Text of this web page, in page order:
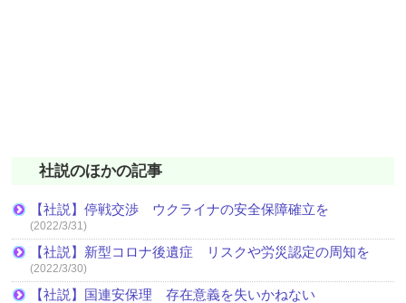
社説のほかの記事
【社説】停戦交渉 ウクライナの安全保障確立を
(2022/3/31)
【社説】新型コロナ後遺症 リスクや労災認定の周知を
(2022/3/30)
【社説】国連安保理 存在意義を失いかねない